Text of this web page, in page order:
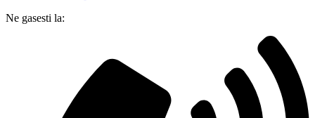
Ne gasesti la: